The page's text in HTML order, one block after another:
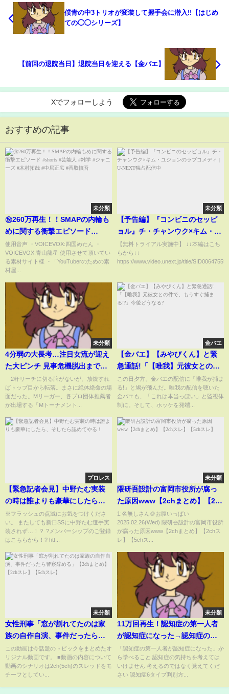
僕青の中3トリオが変装して握手会に潜入!!【はじめ
ての◯◯シリーズ】
【前回の退院当日】退院当日を迎える【金バエ】
Xでフォローしよう
おすすめの記事
未分類
㊗️260万再生！！SMAPの内輪も
めに関する衝撃エピソード
#shorts #芸能人 #雑学 #ジャニ
ーズ #木村拓哉 #中居正広 #香取
慎吾
使用音声 ・VOICEVOX:四国めたん ・
VOICEVOX:青山龍星 使用させて頂いてい
る素材サイト様 ・「YouTuberのための素
材屋...
未分類
【予告編】『コンビニのセッピ
ョル』チ・チャンウク×キム・ユ
ジョンのラブコメディ | U-NEXT
独占配信中
【無料トライアル実施中】 ↓↓本編はこち
らから↓↓
https://www.video.unext.jp/title/
未分類
4分弱の大長考…注目女流が迎え
た大ピンチ 見事危機脱出までの
一部始終「ひねり出した
―！！！」/麻雀・Mトーナメン
ト(ABEMA TIMES)
2軒リーチに切る牌がないが、放銃すれ
ばトップ目から転落。まさに絶体絶命の場
面だった。Mリーガー、各プロ団体推薦者
が出場する「Mトーナメント...
金バエ
【金バエ】【みやびくん】と緊
急通話!「【唯我】元彼女との件
で、もうすぐ捕まる!?」今後ど
うなる?
この日夕方、金バエの配信に「唯我が捕ま
る!」と鳩が飛んだ。唯我の配信を聴いた
金バエも、「これは本当っぽい」と監視体
制に。そして、ホッケを発端...
プロレス
【緊急記者会見】中野たむ実装
の時は誰よりも豪華にしたら、
そしたら認めてやる！
※フラッシュの点滅にお気をつけくださ
い。 またしても新日SSに中野たむ選手実
装されず…！？ ?メンバーシップのご登録
はこちらから！? htt...
未分類
隈研吾設計の富岡市役所が腐っ
た原因www【2chまとめ】【2ch
スレ】【5chスレ】
1:名無しさん＠お腹いっぱい
2025.02.26(Wed) 隈研吾設計の富岡市役所
が腐った原因www【2chまとめ】【2chス
レ】【5chス...
未分類
女性刑事「窓が割れてたのは家
族の自作自演、事件だったら警
察辞める」【2chまとめ】【2ch
スレ】【5chスレ】
この動画は今話題のトピックをまとめたオ
リジナル動画です。 ■動画の内容について
動画のシナリオは2ch(5ch)のスレッドをモ
チーフとしてい...
未分類
11万回再生！認知症の第一人者
が認知症になった→認知症の気
持ちを考えてはいけない理由
「認知症の第一人者が認知症になった」か
ら学べること 認知症の気持ちを考えては
いけません 考えるのではなく覚えてくだ
さい 認知症6タイプ判別方...